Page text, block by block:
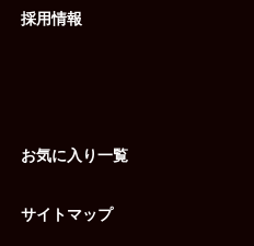
採用情報
お気に入り一覧
サイトマップ